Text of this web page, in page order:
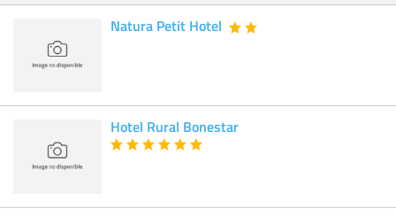
Natura Petit Hotel
Hotel Rural Bonestar